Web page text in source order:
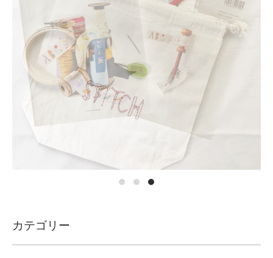
カテゴリー